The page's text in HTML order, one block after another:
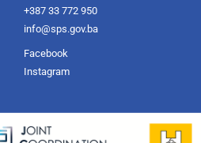
+387 33 772 950
info@sps.gov.ba
Facebook
Instagram